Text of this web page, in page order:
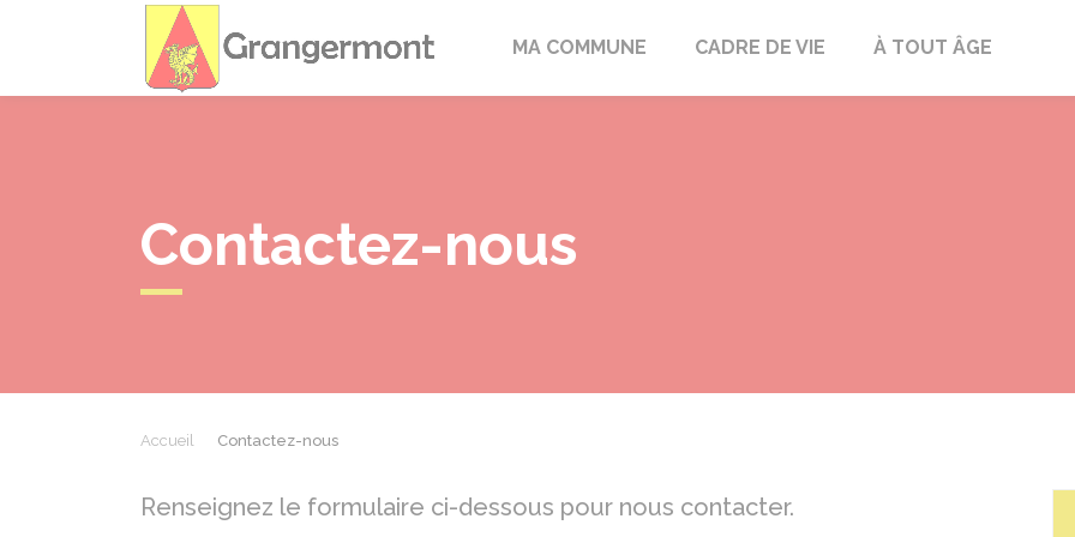
Grangermont
MA COMMUNE CADRE DE VIE À TOUT ÂGE
Contactez-nous
Accueil Contactez-nous
Renseignez le formulaire ci-dessous pour nous contacter.